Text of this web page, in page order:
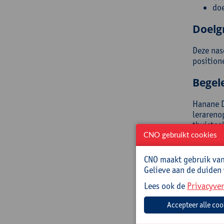
Deze
Hanane
Jolien
niet-
CNO gebruikt cookies
CNO maakt gebruik
Gelieve aan de
Lees ook de